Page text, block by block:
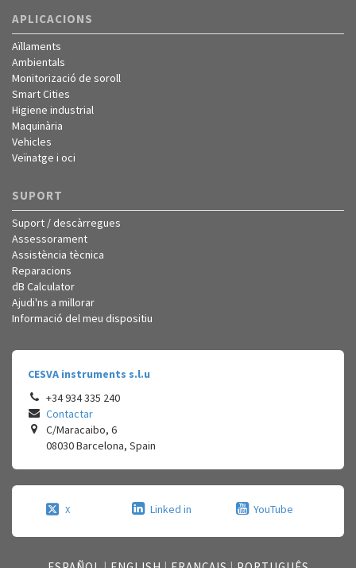
APLICACIONS
Aïllaments
Ambientals
Monitorizació de soroll
Smart Cities
Higiene industrial
Maquinària
Vehicles
Veïnatge i oci
SUPORT
Suport / descàrregues
Assessorament
Assistència tècnica
Reparacions
dB Calculator
Ajudi'ns a millorar
Informació del meu dispositiu
CESVA instruments s.l.u
+34 934 335 240
Contactar
C/Maracaibo, 6
08030Barcelona, Spain
X Linked in YouTube